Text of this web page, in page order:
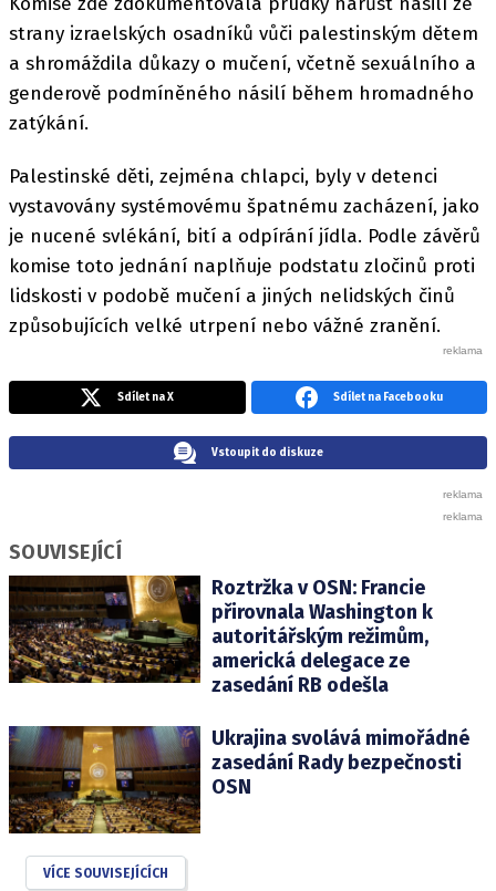
strany izraelských osadníků vůči palestinským dětem
a shromáždila důkazy o mučení, včetně sexuálního a
genderově podmíněného násilí během hromadného
zatýkání.
Palestinské děti, zejména chlapci, byly v detenci
vystavovány systémovému špatnému zacházení, jako
je nucené svlékání, bití a odpírání jídla. Podle závěrů
komise toto jednání naplňuje podstatu zločinů proti
lidskosti v podobě mučení a jiných nelidských činů
způsobujících velké utrpení nebo vážné zranění.
Sdílet na X Sdílet na Facebooku
Vstoupit do diskuze
SOUVISEJÍCÍ
Roztržka v OSN: Francie
přirovnala Washington k
autoritářským režimům,
americká delegace ze
zasedání RB odešla
Ukrajina svolává mimořádné
zasedání Rady bezpečnosti
OSN
VÍCE SOUVISEJÍCÍCH